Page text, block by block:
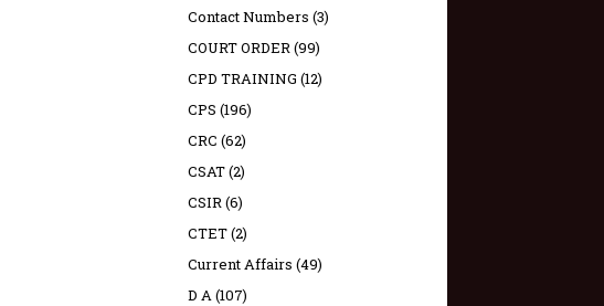
Contact Numbers (3)
COURT ORDER(99)
CPD TRAINING (12)
CPS (196)
CRC (62)
CSAT(2)
CSIR(6)
CTET(2)
Current Affairs (49)
D A(107)